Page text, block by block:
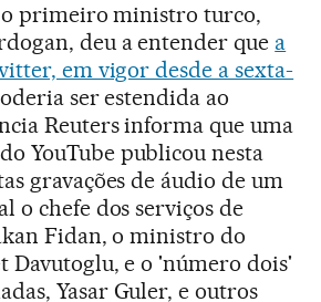
primeiro ministro turco,
deu a entender que a
em vigor desde a sexta-
ser estendida ao
Reuters informa que uma
YouTube publicou nesta
gravações de áudio de um
o chefe dos serviços de
Fidan, o ministro do
e o 'número dois'
Yasar Guler, e outros